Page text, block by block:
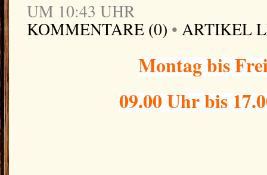
UM 10:43 UHR
KOMMENTARE (0) • ARTIKEL
Montag bis
09.00 Uhr bis